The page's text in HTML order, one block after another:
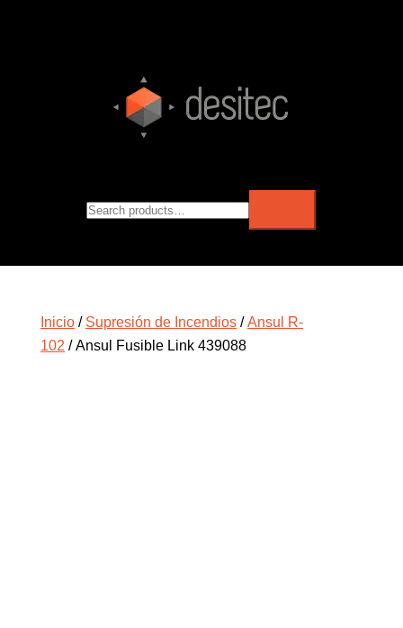
Inicio / Supresión de Incendios /Ansul R-
102 / Ansul Fusible Link 439088